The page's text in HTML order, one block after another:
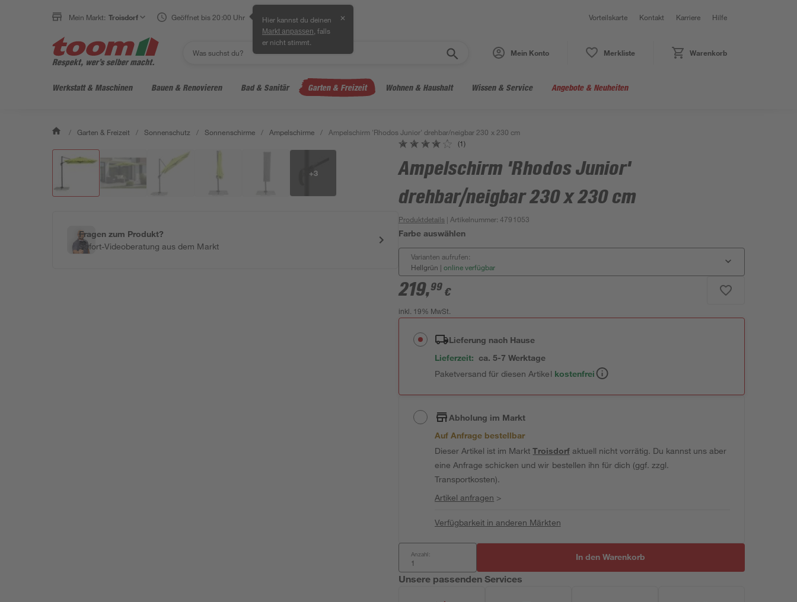
Mein Markt: Troisdorf Geöffnet bis 20:00 Uhr Hier kannst du deinen
Markt anpassen , falls
er nicht stimmt.
✕ Vorteilskarte Kontakt Karriere Hilfe
Mein Konto Merkliste Warenkorb
Werkstatt & Maschinen Bauen & Renovieren Bad & Sanitär Garten & Freizeit Wohnen & Haushalt Wissen & Service Angebote & Neuheiten
/ Garten & Freizeit / Sonnenschutz / Sonnenschirme / Ampelschirme / Ampelschirm 'Rhodos Junior' drehbar/neigbar 230 x 230 cm
+3
Fragen zum Produkt?
Sofort-Videoberatung aus dem Markt
(1)
Ampelschirm 'Rhodos Junior'
drehbar/neigbar 230 x 230 cm
Produktdetails | Artikelnummer:4791053
Farbe auswählen
Varianten aufrufen:
Hellgrün | online verfügbar
219,99 €
inkl. 19% MwSt.
Lieferung nach Hause
Lieferzeit: ca. 5-7 Werktage
Paketversand für diesen Artikel kostenfrei
Abholung im Markt
Auf Anfrage bestellbar
Dieser Artikel ist im MarktTroisdorfaktuell nicht vorrätig. Du kannst uns aber
eine Anfrage schicken und wir bestellen ihn für dich (ggf. zzgl.
Transportkosten).
Artikel anfragen >
Verfügbarkeit in anderen Märkten
Anzahl: In den Warenkorb
Unsere passenden Services